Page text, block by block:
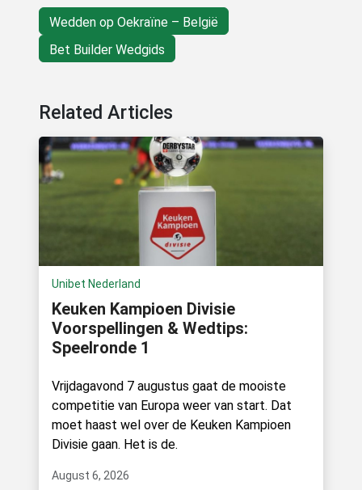
Wedden op Oekraïne – België
Bet Builder Wedgids
Related Articles
Unibet Nederland
Keuken Kampioen Divisie
Voorspellingen & Wedtips:
Speelronde 1
Vrijdagavond 7 augustus gaat de mooiste
competitie van Europa weer van start. Dat
moet haast wel over de Keuken Kampioen
Divisie gaan. Het is de.
August 6, 2026